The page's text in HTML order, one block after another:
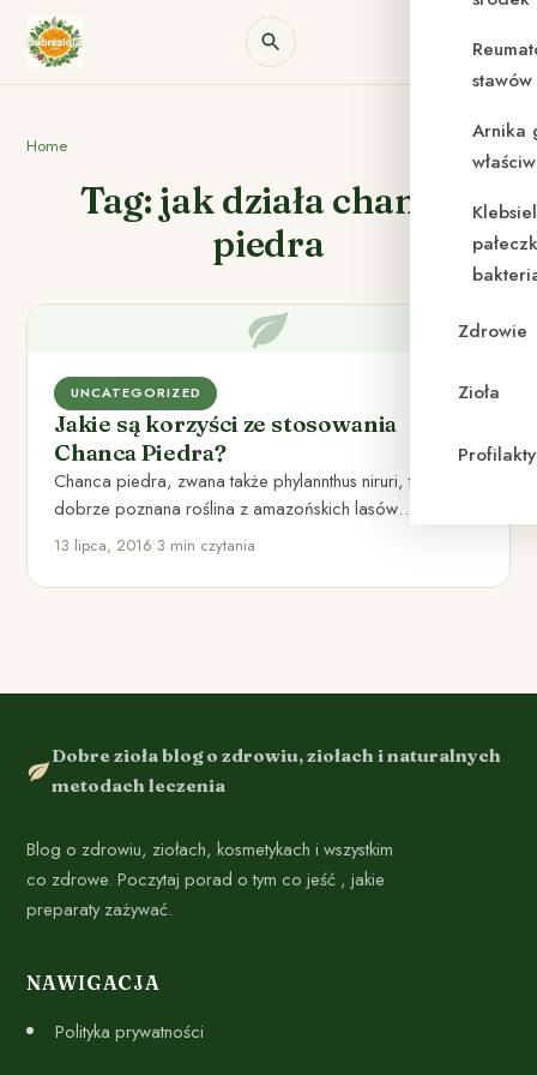
Arnika
Zdrowie
Zioła
Home
Tag: jak działa chanca
piedra
UNCATEGORIZED
Jakie są korzyści ze stosowania
Chanca Piedra?
Chanca piedra, zwana także phylannthus niruri, to
dobrze poznana roślina z amazońskich lasów
deszczowych. Jest ona często stosowana…
13 lipca, 2016•3 min czytania
Dobre zioła blog o zdrowiu, ziołach i naturalnych
metodach leczenia
Blog o zdrowiu, ziołach, kosmetykach i wszystkim
co zdrowe. Poczytaj porad o tym co jeść , jakie
preparaty zażywać.
NAWIGACJA
Polityka prywatności